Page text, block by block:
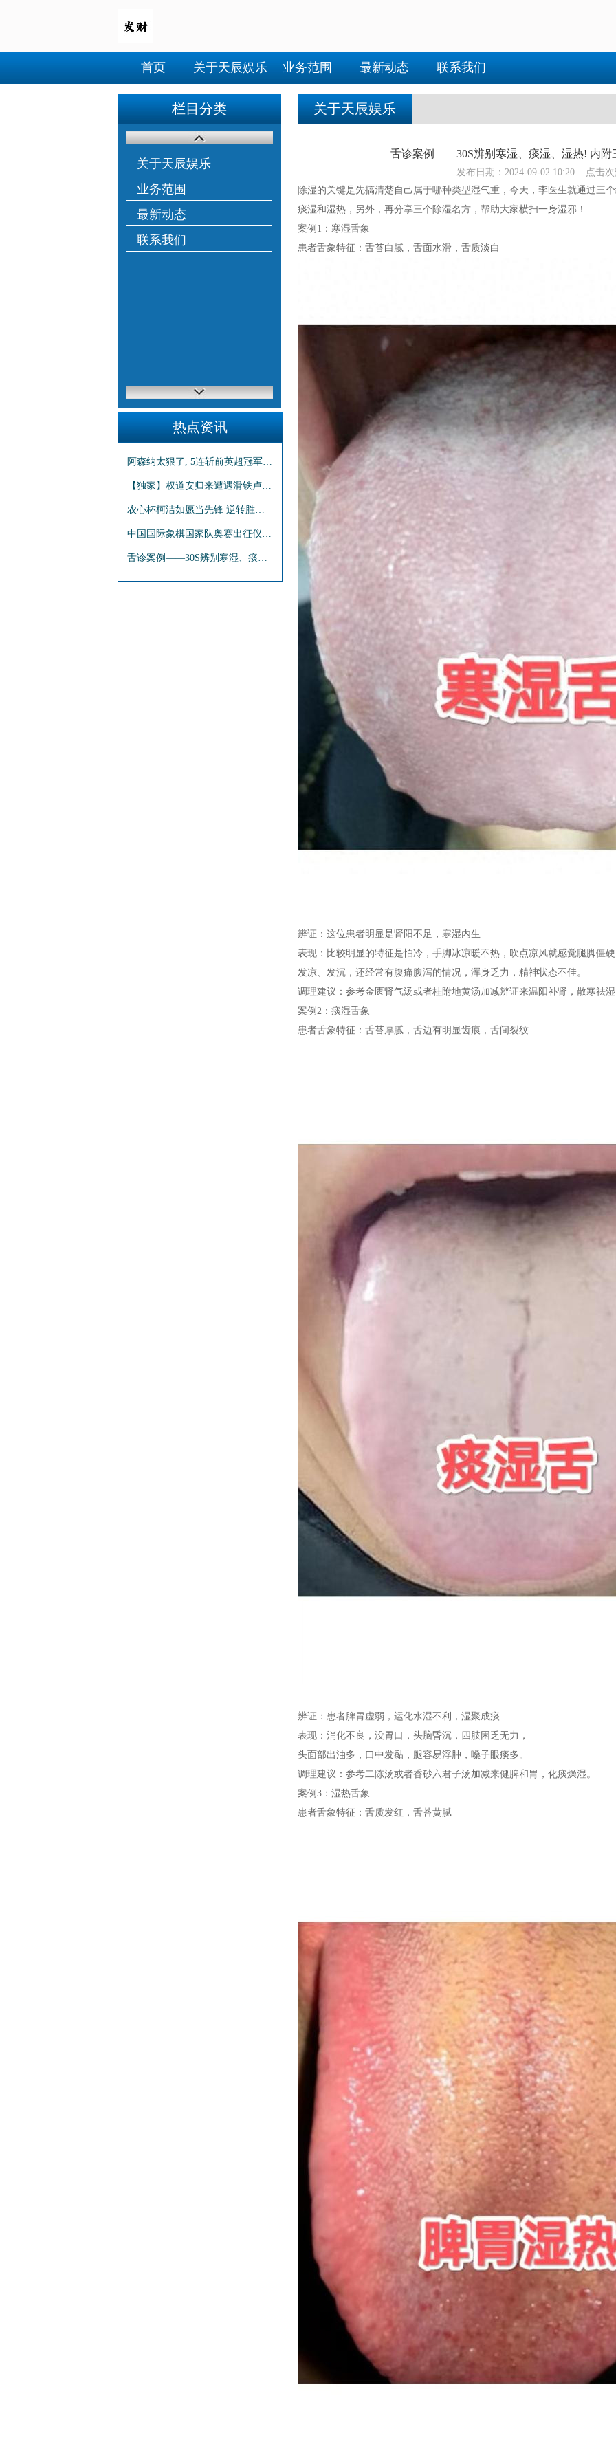
首页 关于天辰娱乐 业务范围 最新动态 联系我们
栏目分类
关于天辰娱乐
业务范围
最新动态
联系我们
热点资讯
阿森纳太狠了, 5连斩前英超冠军, 37岁老将狂轰11球
【独家】权道安归来遭遇滑铁卢? 曼城球迷心碎: 我们的队长怎么了
农心杯柯洁如愿当先锋 逆转胜韩将惊险取得开门红
中国国际象棋国家队奥赛出征仪式在苏州举行
舌诊案例——30S辨别寒湿、痰湿、湿热! 内附三名方 横扫一身湿邪
关于天辰娱乐
舌诊案例——30S辨别寒湿、痰湿、湿热! 内附
发布日期：2024-09-02 10:20 点击次
除湿的关键是先搞清楚自己属于哪种类型湿气重，今天，李医生就通过三
痰湿和湿热，另外，再分享三个除湿名方，帮助大家横扫一身湿邪！
案例1：寒湿舌象
患者舌象特征：舌苔白腻，舌面水滑，舌质淡白
辨证：这位患者明显是肾阳不足，寒湿内生
表现：比较明显的特征是怕冷，手脚冰凉暖不热，吹点凉风就感觉腿脚僵
发凉、发沉，还经常有腹痛腹泻的情况，浑身乏力，精神状态不佳。
调理建议：参考金匮肾气汤或者桂附地黄汤加减辨证来温阳补肾，散寒祛湿
案例2：痰湿舌象
患者舌象特征：舌苔厚腻，舌边有明显齿痕，舌间裂纹
辨证：患者脾胃虚弱，运化水湿不利，湿聚成痰
表现：消化不良，没胃口，头脑昏沉，四肢困乏无力，
头面部出油多，口中发黏，腿容易浮肿，嗓子眼痰多。
调理建议：参考二陈汤或者香砂六君子汤加减来健脾和胃，化痰燥湿。
案例3：湿热舌象
患者舌象特征：舌质发红，舌苔黄腻